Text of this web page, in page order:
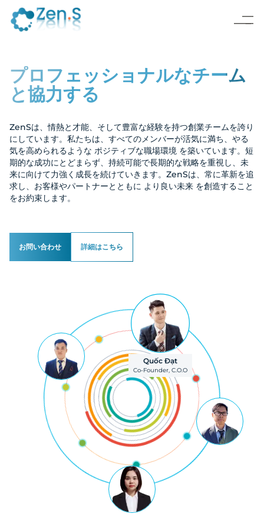
プロフェッショナルなチーム
と協力する
ZenSは、情熱と才能、そして豊富な経験を持つ創業チームを誇り
にしています。私たちは、すべてのメンバーが活気に満ち、やる
気を高められるような ポジティブな職場環境 を築いています。短
期的な成功にとどまらず、持続可能で長期的な戦略を重視し、未
来に向けて力強く成長を続けていきます。ZenSは、常に革新を追
求し、お客様やパートナーとともに より良い未来 を創造すること
をお約束します。
お問い合わせ 詳細はこちら
Quốc Đạt
Co-Founder, C.O.O